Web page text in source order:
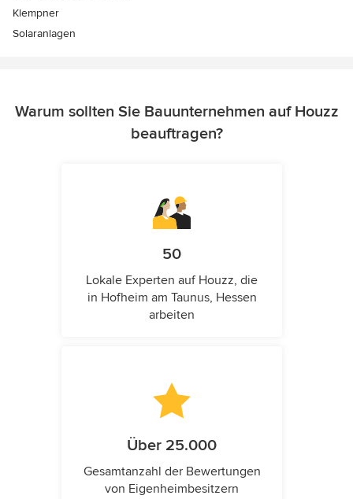
Klempner
Solaranlagen
Warum sollten Sie Bauunternehmen auf Houzz
beauftragen?
50
Lokale Experten auf Houzz, die
in Hofheim am Taunus, Hessen
arbeiten
Über 25.000
Gesamtanzahl der Bewertungen
von Eigenheimbesitzern